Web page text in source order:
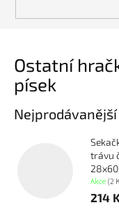
Ostatní
písek
Nejprodávanější
trávu
Akce(2
214